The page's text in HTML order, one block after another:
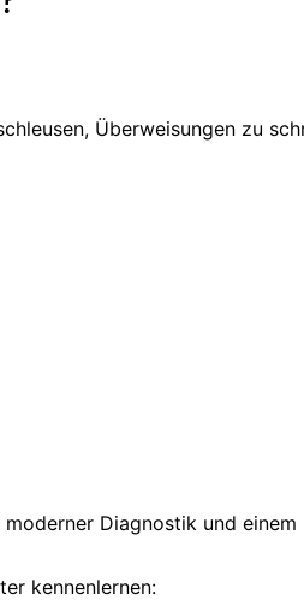
Überweisungen zu
Diagnostik und
kennenlernen: